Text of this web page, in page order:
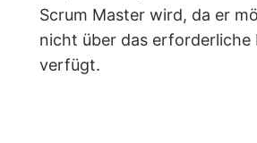
Scrum Master wird, da er
nicht über das erforderliche
verfügt.